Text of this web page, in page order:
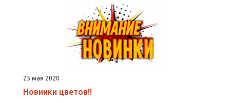
25 мая 2020
Новинки цветов!!